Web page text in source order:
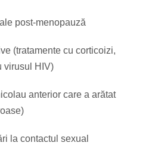
post-menopauză
(tratamente cu corticoizi,
virusul HIV)
anterior care a arătat
la contactul sexual